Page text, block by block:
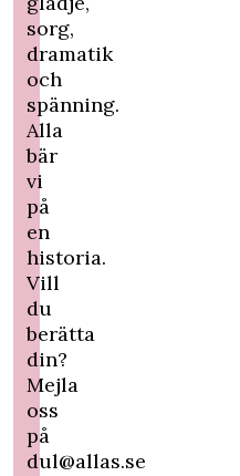
sorg,
dramatik
och
spänning.
Alla
bär
vi
på
en
historia.
Vill
du
berätta
din?
Mejla
oss
på
dul@allas.se